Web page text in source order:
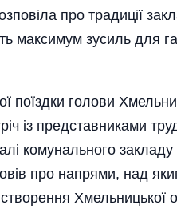
про традиції
максимум зусиль для
поїздки голови
із представниками
комунального
про напрями, над
створення